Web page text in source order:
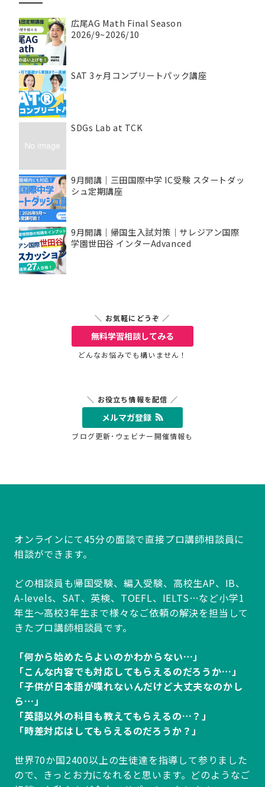
広尾AG Math Final Season
2026/9~2026/10
SAT 3ヶ月コンプリートパック講座
SDGs Lab at TCK
9月開講｜三田国際中学 IC受験 スタートダッ
シュ定期講座
9月開講｜帰国生入試対策｜サレジアン国際
学園世田谷 インターAdvanced
＼ お気軽にどうぞ ／
無料学習相談してみる
どんなお悩みでも構いません！
＼ お役立ち情報を配信 ／
メルマガ登録
ブログ更新･ウェビナー開催情報も
オンラインにて45分の面談で直接プロ講師相談員に
相談ができます。
どの相談員も帰国受験、編入受験、高校生AP、IB、
A-levels、SAT、英検、TOEFL、IELTS…など小学1
年生～高校3年生まで様々なご依頼の解決を担当して
きたプロ講師相談員です。
「何から始めたらよいのかわからない…」
「こんな内容でも対応してもらえるのだろうか…」
「子供が日本語が喋れないんだけど大丈夫なのかし
ら…」
「英語以外の科目も教えてもらえるの…？」
「時差対応はしてもらえるのだろうか？」
世界70か国2400以上の生徒達を指導して参りました
ので、きっとお力になれると思います。どのようなご